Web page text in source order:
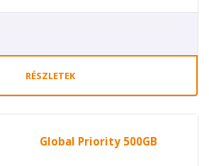
RÉSZLETEK
Global Priority 500GB